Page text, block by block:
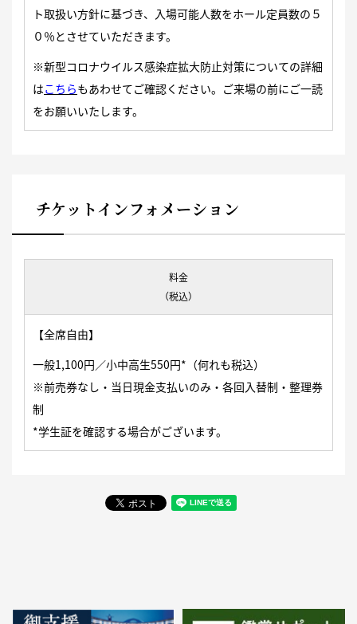
ト取扱い方針に基づき、入場可能人数をホール定員数の５
０％とさせていただきます。
※新型コロナウイルス感染症拡大防止対策についての詳細
はこちらもあわせてご確認ください。ご来場の前にご一読
をお願いいたします。
チケットインフォメーション
料金
（税込）
【全席自由】
一般1,100円／小中高生550円*（何れも税込）
※前売券なし・当日現金支払いのみ・各回入替制・整理券
制
*学生証を確認する場合がございます。